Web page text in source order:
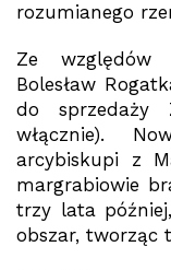
rozumianego
Ze względów
Bolesław
do sprzedaży
włącznie).
arcybiskupi z
margrabiowie
trzy lata
obszar, tworząc